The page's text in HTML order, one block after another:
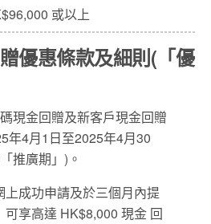
或以上
優惠條款及細則(「優
現金回贈及新客戶現金回贈
年4月1日至2025年4月30
推廣期」)。
成功申請及於三個月內提
享高達 HK$8,000 現金 回